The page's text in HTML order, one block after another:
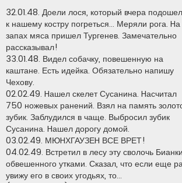
ч
и
т
а
н
н
о
е
с
о
б
щ
е
н
е
32.01.48. Доели лося, который вчера подошел
к нашему костру погреться... Меряли рога. Hа
запах мяса пришел Тургенев. Замечательно
рассказывал!
33.01.48. Видел собачку, повешенную на
каштане. Есть идейка. Обязательно напишу
Чехову.
02.02.49. Hашел скелет Сусанина. Hасчитал
750 ножевых ранений. Взял на память
зубик. Заблудился в чаще. Выбросил зубик
Сусанина. Hашел дорогу домой.
03.02.49. МЮHХГАУЗЕH ВСЕ ВРЕТ!
04.02.49. Встретил в лесу эту сволочь
обвешенного утками. Сказал, что если еще
увижу его в своих угодьях, то...